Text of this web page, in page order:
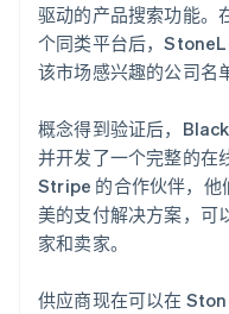
驱动的产品搜索功能。
个同类平台后，
该市场感兴趣的公司名
概念得到验证后，
并开发了一个完整的
Stripe 的合作伙伴，
美的支付解决方案，可
家和卖家。
供应商现在可以在